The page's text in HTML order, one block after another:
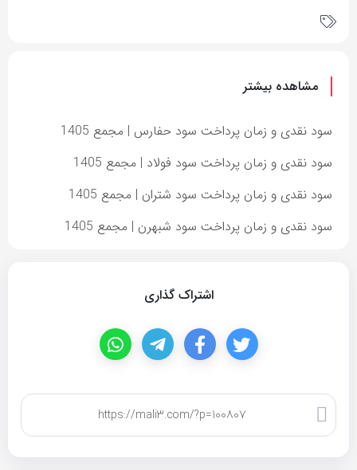
مشاهده بیشتر
سود نقدی و زمان پرداخت سود حفارس | مجمع 1405
سود نقدی و زمان پرداخت سود فولاد | مجمع 1405
سود نقدی و زمان پرداخت سود شتران | مجمع 1405
سود نقدی و زمان پرداخت سود شبهرن | مجمع 1405
اشتراک گذاری